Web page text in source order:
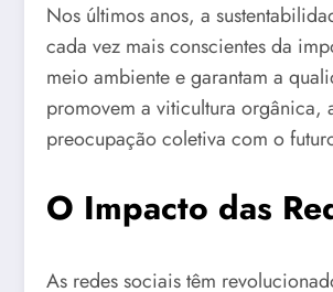
Nos últimos anos, a
cada vez mais conscientes da
meio ambiente e garantam a
promovem a viticultura orgânica,
preocupação coletiva com o
O Impacto das
As redes sociais têm